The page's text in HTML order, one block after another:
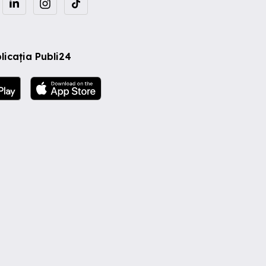
Publi24